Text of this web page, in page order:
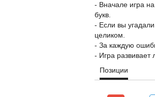
- Вначале игра
букв.
- Если вы
целиком.
- За каждую
- Игра
Позиции